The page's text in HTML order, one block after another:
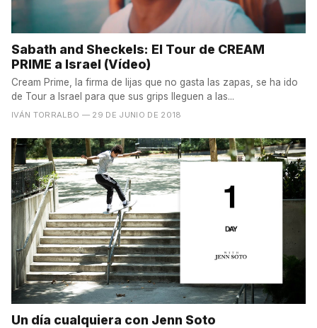
Sabath and Sheckels: El Tour de CREAM
PRIME a Israel (Vídeo)
Cream Prime, la firma de lijas que no gasta las zapas, se ha ido
de Tour a Israel para que sus grips lleguen a las...
IVÁN TORRALBO — 29 DE JUNIO DE 2018
Un día cualquiera con Jenn Soto